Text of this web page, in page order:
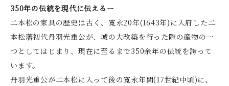
350年の伝統を現代に伝えるー
二本松の家具の歴史は古く、寛永20年(1643年)に入府した二
本松藩初代丹羽光重公が、城の大改築を行った際の産物の一
つとしてはじまり、現在に至るまで350余年の伝統を誇って
います。
丹羽光重公が二本松に入って後の寛永年間(17世紀中頃)に、